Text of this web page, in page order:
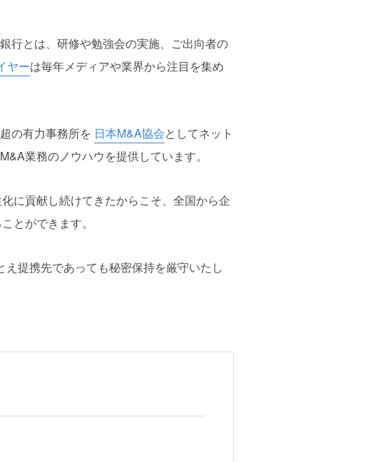
行とは、研修や勉強会の実施、ご出向者の
ヤーは毎年メディアや業界から注目を集め
の有力事務所を 日本M&A協会としてネット
業務のノウハウを提供しています。
に貢献し続けてきたからこそ、全国から企
とができます。
提携先であっても秘密保持を厳守いたし